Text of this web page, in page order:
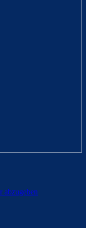
abzugeben